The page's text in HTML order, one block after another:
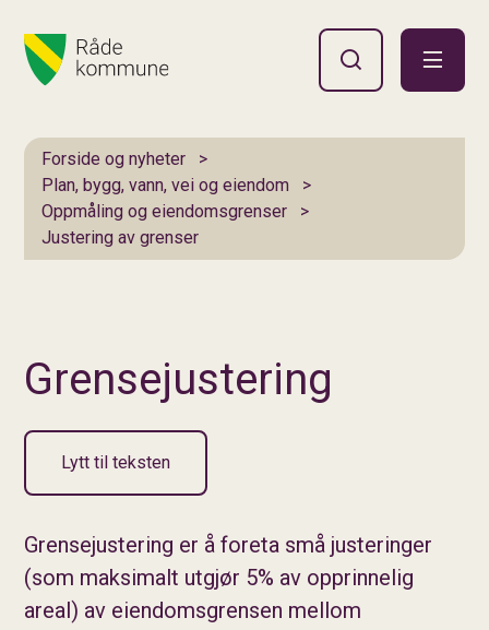
Du er her:
Forside og nyheter
Plan, bygg, vann, vei og eiendom
Oppmåling og eiendomsgrenser
Justering av grenser
Grensejustering
Lytt til teksten
Grensejustering er å foreta små justeringer
(som maksimalt utgjør 5% av opprinnelig
areal) av eiendomsgrensen mellom